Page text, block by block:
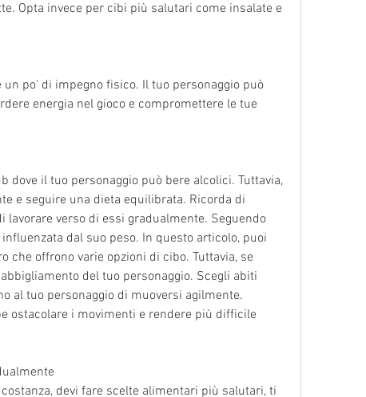
Opta invece per cibi più salutari come insalate e
un po' di impegno fisico. Il tuo personaggio può
energia nel gioco e compromettere le tue
dove il tuo personaggio può bere alcolici. Tuttavia,
e seguire una dieta equilibrata. Ricorda di
verso di essi gradualmente. Seguendo
dal suo peso. In questo articolo, puoi
che offrono varie opzioni di cibo. Tuttavia, se
del tuo personaggio. Scegli abiti
al tuo personaggio di muoversi agilmente.
ostacolare i movimenti e rendere più difficile
devi fare scelte alimentari più salutari, ti